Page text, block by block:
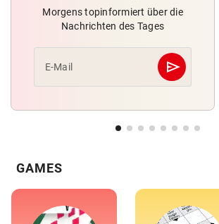
Morgens topinformiert über die
Nachrichten des Tages
E-Mail send
Abschicken
GAMES